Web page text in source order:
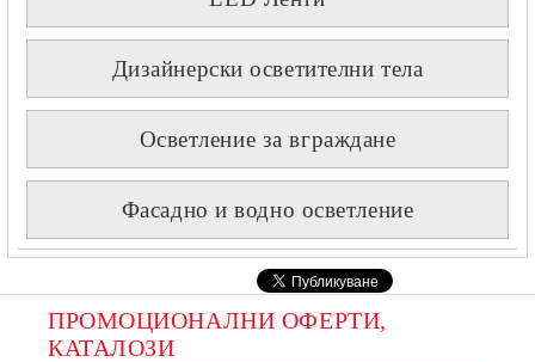
Дизайнерски осветителни тела
Осветление за вграждане
Фасадно и водно осветление
ПРОМОЦИОНАЛНИ ОФЕРТИ,
КАТАЛОЗИ